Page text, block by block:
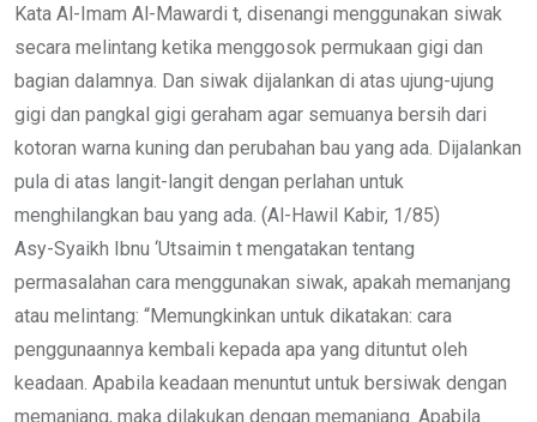
Kata Al-Imam Al-Mawardi t, disenangi menggunakan siwak
secara melintang ketika menggosok permukaan gigi dan
bagian dalamnya. Dan siwak dijalankan di atas ujung-ujung
gigi dan pangkal gigi geraham agar semuanya bersih dari
kotoran warna kuning dan perubahan bau yang ada. Dijalankan
pula di atas langit-langit dengan perlahan untuk
menghilangkan bau yang ada. (Al-Hawil Kabir, 1/85)
Asy-Syaikh Ibnu ‘Utsaimin t mengatakan tentang
permasalahan cara menggunakan siwak, apakah memanjang
atau melintang: “Memungkinkan untuk dikatakan: cara
penggunaannya kembali kepada apa yang dituntut oleh
keadaan. Apabila keadaan menuntut untuk bersiwak dengan
memanjang, maka dilakukan dengan memanjang. Apabila